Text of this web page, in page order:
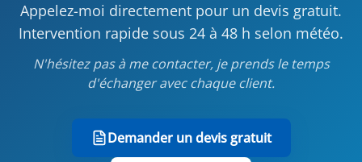
Appelez-moi directement pour un devis gratuit.
Intervention rapide sous 24 à 48 h selon météo.
N'hésitez pas à me contacter, je prends le temps
d'échanger avec chaque client.
Demander un devis gratuit